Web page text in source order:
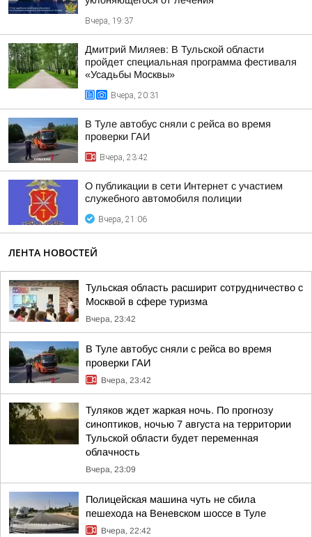
Вчера, 19:37
Дмитрий Миляев: В Тульской области
пройдет специальная программа фестиваля
«Усадьбы Москвы»
Вчера, 20:31
В Туле автобус сняли с рейса во время
проверки ГАИ
Вчера, 23:42
О публикации в сети Интернет с участием
служебного автомобиля полиции
Вчера, 21:06
ЛЕНТА НОВОСТЕЙ
Тульская область расширит сотрудничество с
Москвой в сфере туризма
Вчера, 23:42
В Туле автобус сняли с рейса во время
проверки ГАИ
Вчера, 23:42
Туляков ждет жаркая ночь. По прогнозу
синоптиков, ночью 7 августа на территории
Тульской области будет переменная
облачность
Вчера, 23:09
Полицейская машина чуть не сбила
пешехода на Веневском шоссе в Туле
Вчера, 22:42